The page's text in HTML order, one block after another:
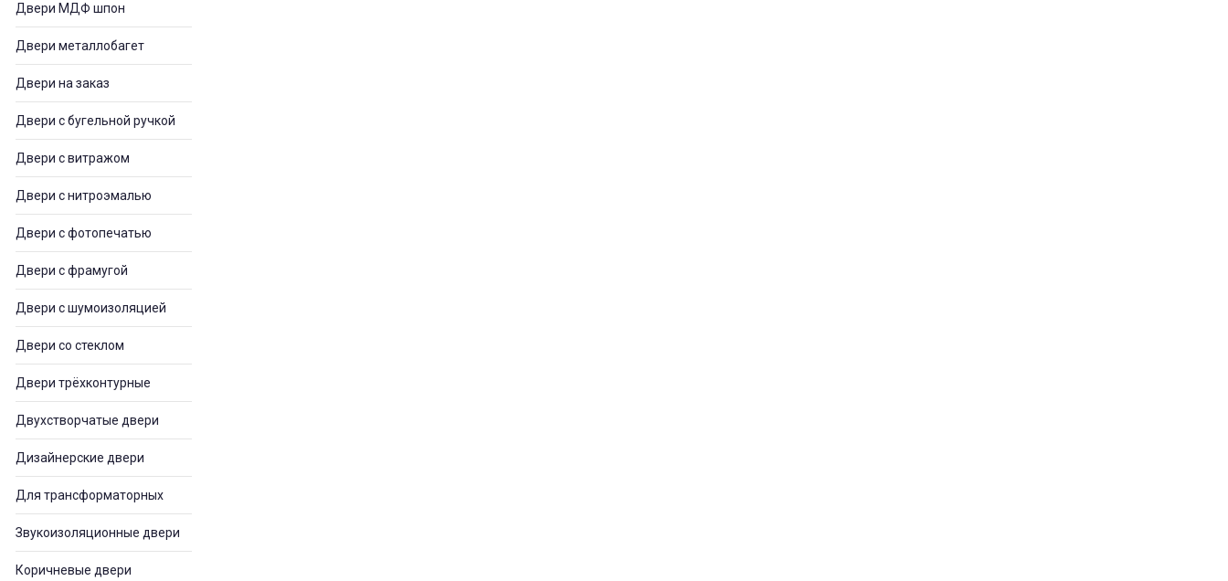
Двери МДФ шпон
Двери металлобагет
Двери на заказ
Двери с бугельной ручкой
Двери с витражом
Двери с нитроэмалью
Двери с фотопечатью
Двери с фрамугой
Двери с шумоизоляцией
Двери со стеклом
Двери трёхконтурные
Двухстворчатые двери
Дизайнерские двери
Для трансформаторных
Звукоизоляционные двери
Коричневые двери